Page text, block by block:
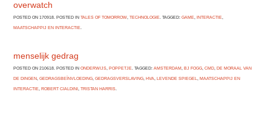
overwatch
POSTED ON 170918. POSTED INTALES OF TOMORROW,TECHNOLOGIE. TAGGED:GAME,INTERACTIE,
MAATSCHAPPIJ EN INTERACTIE.
menselijk gedrag
POSTED ON 210618. POSTED INONDERWIJS,POPPETJE. TAGGED:AMSTERDAM,BJ FOGG,CMD,DE MORAAL VAN
DE DINGEN,GEDRAGSBEÏNVLOEDING,GEDRAGSVERSLAVING,HVA,LEVENDE SPIEGEL,MAATSCHAPPIJ EN
INTERACTIE,ROBERT CIALDINI,TRISTAN HARRIS.